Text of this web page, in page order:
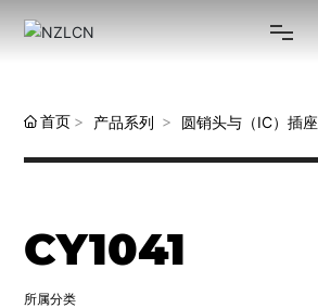
产品中心
首页 产品系列 圆销头与（IC）插座
CY1041
所属分类